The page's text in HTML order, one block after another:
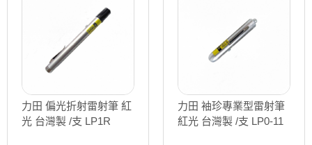
力田 偏光折射雷射筆 紅
光 台灣製 /支 LP1R
力田 袖珍專業型雷射筆
紅光 台灣製 /支 LP0-11